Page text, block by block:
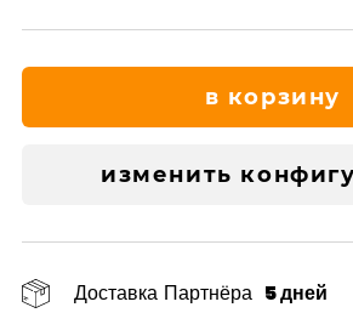
в корзину
изменить
Доставка Партнёра 5 дней